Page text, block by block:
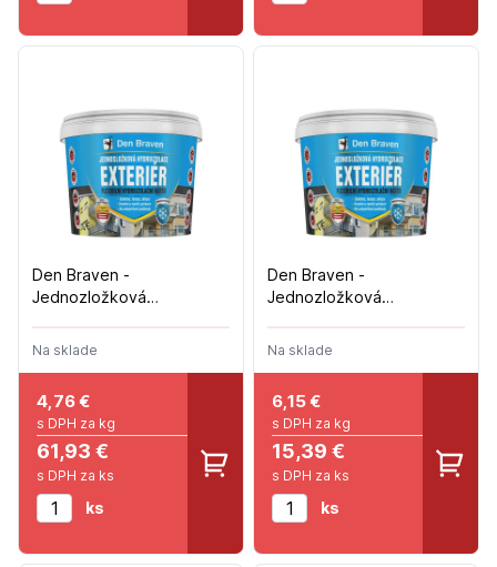
Den Braven -
Jednozložková
13kg
Na sklade
4,76€
s DPH za kg
61,93 €
s DPH za ks
ks
Den Braven -
Jednozložková
2,5kg
Na sklade
6,15€
s DPH za kg
15,39 €
s DPH za ks
ks